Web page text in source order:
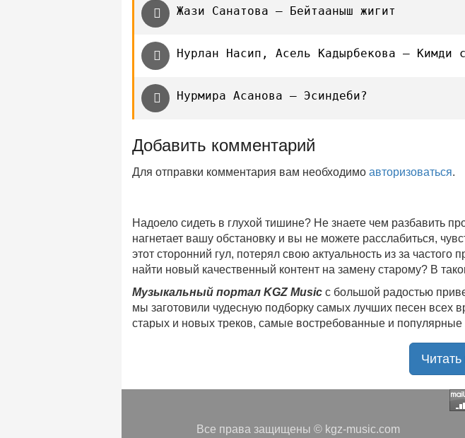
Жази Санатова — Бейтааныш жигит
Нурлан Насип, Асель Кадырбекова — Кимди
Нурмира Асанова — Эсиндеби?
Добавить комментарий
Для отправки комментария вам необходимо авторизоваться.
Надоело сидеть в глухой тишине? Не знаете чем
нагнетает вашу обстановку и вы не можете расслабиться,
этот сторонний гул, потерял свою актуальность из за
найти новый качественный контент на замену старому? В
Музыкальный портал KGZ Music с большой радостью
мы заготовили чудесную подборку самых лучших песен всех
старых и новых треков, самые востребованные и
Мы предоставляем вашему вниманию богатую коллекцию
Самые свежие
Регулярные обновления, постоянные новинки, большой
платформе KGZ Music. Наша команда с большой
Все права защищены © kgz-music.com